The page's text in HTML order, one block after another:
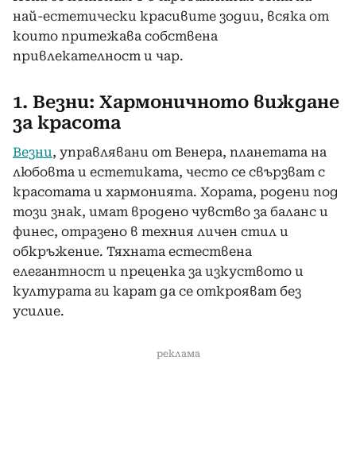
най-естетически красивите зодии, всяка от
които притежава собствена
привлекателност и чар.
1. Везни: Хармоничното виждане
за красота
Везни, управлявани от Венера, планетата на
любовта и естетиката, често се свързват с
красотата и хармонията. Хората, родени под
този знак, имат вродено чувство за баланс и
финес, отразено в техния личен стил и
обкръжение. Тяхната естествена
елегантност и преценка за изкуството и
културата ги карат да се открояват без
усилие.
реклама